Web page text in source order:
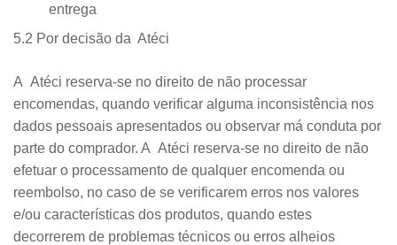
entrega
5.2 Por decisão da Atéci
A Atéci reserva-se no direito de não processar
encomendas, quando verificar alguma inconsistência nos
dados pessoais apresentados ou observar má conduta por
parte do comprador. A Atéci reserva-se no direito de não
efetuar o processamento de qualquer encomenda ou
reembolso, no caso de se verificarem erros nos valores
e/ou características dos produtos, quando estes
decorrerem de problemas técnicos ou erros alheios